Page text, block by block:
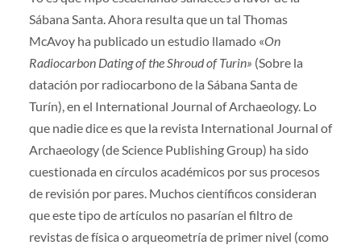
Sábana Santa. Ahora resulta que un tal Thomas
McAvoy ha publicado un estudio llamado «On
Radiocarbon Dating of the Shroud of Turin» (Sobre la
datación por radiocarbono de la Sábana Santa de
Turín), en el International Journal of Archaeology. Lo
que nadie dice es que la revista International Journal of
Archaeology (de Science Publishing Group) ha sido
cuestionada en círculos académicos por sus procesos
de revisión por pares. Muchos científicos consideran
que este tipo de artículos no pasarían el filtro de
revistas de física o arqueometría de primer nivel (como